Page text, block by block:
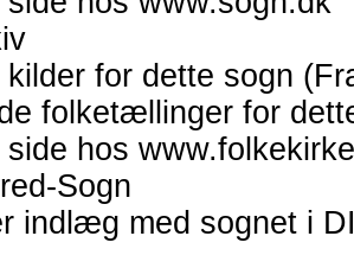
kilder for dette sogn
folketællinger for
side hos
Sogn
indlæg med sognet i